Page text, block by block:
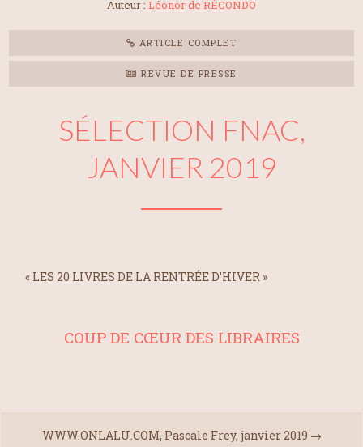
Auteur : Léonor de RÉCONDO
ARTICLE COMPLET
REVUE DE PRESSE
SÉLECTION FNAC,
JANVIER 2019
« LES 20 LIVRES DE LA RENTRÉE D’HIVER »
COUP DE CŒUR DES LIBRAIRES
WWW.ONLALU.COM, Pascale Frey, janvier 2019 →